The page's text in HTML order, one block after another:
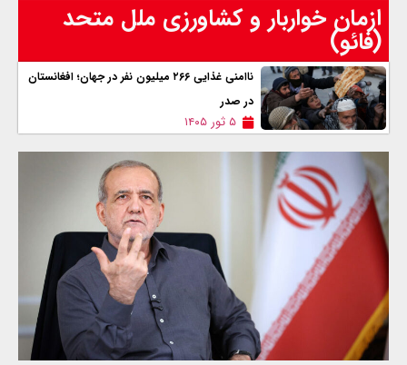
ازمان خواربار و کشاورزی ملل متحد
(فائو)
ناامنی غذایی ۲۶۶ میلیون نفر در جهان؛ افغانستان
در صدر
۵ ثور ۱۴۰۵